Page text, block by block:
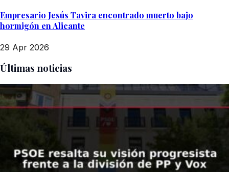
Empresario Jesús Tavira encontrado muerto bajo
hormigón en Alicante
29 Apr 2026
Últimas noticias